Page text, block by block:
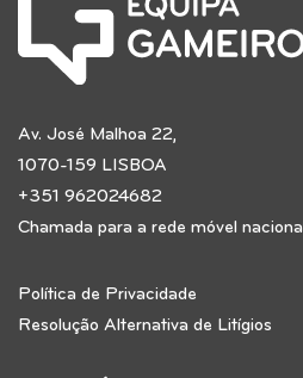
Av. José Malhoa 22,
1070-159 LISBOA
+351 962024682
Chamada para a rede móvel nacional
Política de Privacidade
Resolução Alternativa de Litígios